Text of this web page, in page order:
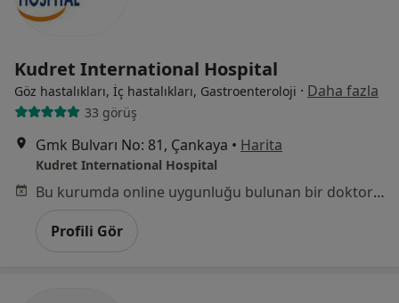
Kudret International Hospital
Göz hastalıkları, İç hastalıkları, Gastroenteroloji · Daha fazla
33 görüş
Gmk Bulvarı No: 81, Çankaya • Harita
Kudret International Hospital
Bu kurumda online uygunluğu bulunan bir doktor veya uzman bulunamadı
Profili Gör